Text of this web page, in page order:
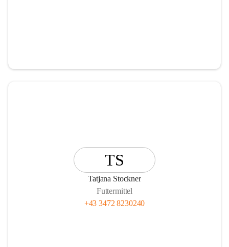
TS
Tatjana Stockner
Futtermittel
+43 3472 8230240